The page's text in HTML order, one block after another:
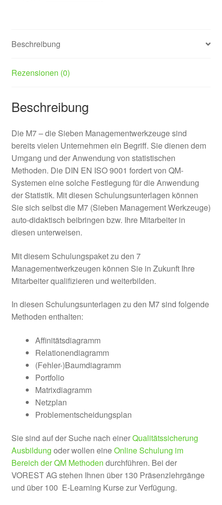
Beschreibung
Rezensionen (0)
Beschreibung
Die M7 – die Sieben Managementwerkzeuge sind
bereits vielen Unternehmen ein Begriff. Sie dienen dem
Umgang und der Anwendung von statistischen
Methoden. Die DIN EN ISO 9001 fordert von QM-
Systemen eine solche Festlegung für die Anwendung
der Statistik. Mit diesen Schulungsunterlagen können
Sie sich selbst die M7 (Sieben Management Werkzeuge)
auto-didaktisch beibringen bzw. Ihre Mitarbeiter in
diesen unterweisen.
Mit diesem Schulungspaket zu den 7
Managementwerkzeugen können Sie in Zukunft Ihre
Mitarbeiter qualifizieren und weiterbilden.
In diesen Schulungsunterlagen zu den M7 sind folgende
Methoden enthalten:
Affinitätsdiagramm
Relationendiagramm
(Fehler-)Baumdiagramm
Portfolio
Matrixdiagramm
Netzplan
Problementscheidungsplan
Sie sind auf der Suche nach einerQualitätssicherung
Ausbildung oder wollen eineOnline Schulung im
Bereich der QM Methoden durchführen. Bei der
VOREST AG stehen Ihnen über 130 Präsenzlehrgänge
und über 100 E-Learning Kurse zur Verfügung.